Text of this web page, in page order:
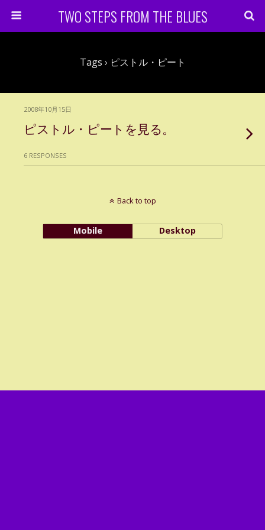
TWO STEPS FROM THE BLUES
Tags › ピストル・ピート
2008年10月15日
ピストル・ピートを見る。
6 RESPONSES
Back to top
Mobile Desktop